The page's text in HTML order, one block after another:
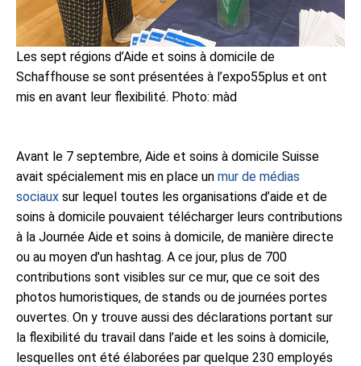
Les sept régions d’Aide et soins à domicile de
Schaffhouse se sont présentées à l’expo55plus et ont
mis en avant leur flexibilité. Photo: màd
Avant le 7 septembre, Aide et soins à domicile Suisse
avait spécialement mis en place un mur de médias
sociaux sur lequel toutes les organisations d’aide et de
soins à domicile pouvaient télécharger leurs contributions
à la Journée Aide et soins à domicile, de manière directe
ou au moyen d’un hashtag. A ce jour, plus de 700
contributions sont visibles sur ce mur, que ce soit des
photos humoristiques, de stands ou de journées portes
ouvertes. On y trouve aussi des déclarations portant sur
la flexibilité du travail dans l’aide et les soins à domicile,
lesquelles ont été élaborées par quelque 230 employés